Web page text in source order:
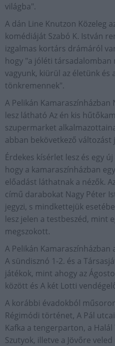
világba".
A dán Line Knutzon Közeleg
komédiáját Szabó K. István
izgalmas kortárs drámáról
hogy "a jóléti
vagyunk, kiürül az életünk és
tönkremennek".
A Pelikán Kamaraszínházban
lesz látható Az én kis
szupermarket
abban bekövetkező változást
Érdekes kísérlet lesz és egy
hogy a kamaraszínházban
előadást láthatnak a nézők.
című darabokat Nagy Péter
jegyzi, s mindkettejük
lesz jelen a testbeszéd, mint
megszokott.
A Pelikán
A sündisznó 1-2. és a
játékok, mint ahogy az
között és A két Lotti
A korábbi évadokból
Régimódi történet, A Pál
Kafka a tengerparton, a
Szutyok, illetve a Jövőre